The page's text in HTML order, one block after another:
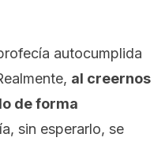
autocumplida
al creernos
de forma
sin esperarlo, se